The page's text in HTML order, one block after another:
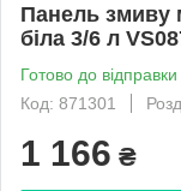
Панель змиву
біла 3/6 л
Готово до відправки
Код: 871301
1 166 ₴